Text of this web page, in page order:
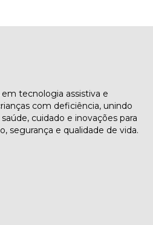
tecnologia assistiva e
com deficiência, unindo
cuidado e inovações para
segurança e qualidade de vida.